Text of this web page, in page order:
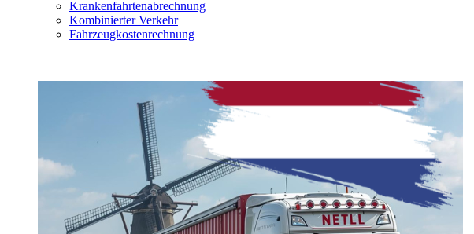
Krankenfahrtenabrechnung
Kombinierter Verkehr
Fahrzeugkostenrechnung